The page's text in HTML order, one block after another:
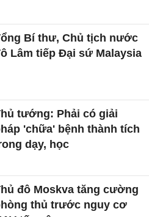
Bí thư, Chủ tịch nước
Lâm tiếp Đại sứ Malaysia
tướng: Phải có giải
'chữa' bệnh thành tích
dạy, học
đô Moskva tăng cường
thủ trước nguy cơ